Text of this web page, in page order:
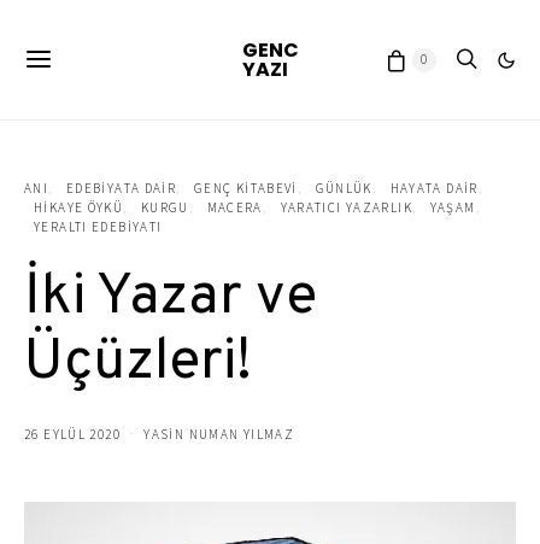
GENC
YAZI 0
ANI EDEBIYATA DAIR GENÇ KITABEVI GÜNLÜK
HAYATA DAIR
HIKAYE ÖYKÜ
KURGU MACERA YARATICI YAZARLIK
YAŞAM
YERALTI EDEBIYATI
İki Yazar ve
Üçüzleri!
26 EYLÜL 2020 YASIN NUMAN YILMAZ